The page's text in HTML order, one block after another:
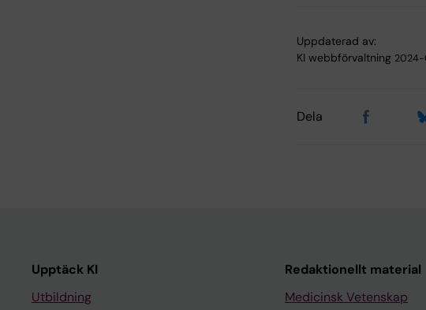
Uppdaterad av:
KI webbförvaltning 2024-
Dela
Upptäck KI
Utbildning
Redaktionellt material
Medicinsk Vetenskap